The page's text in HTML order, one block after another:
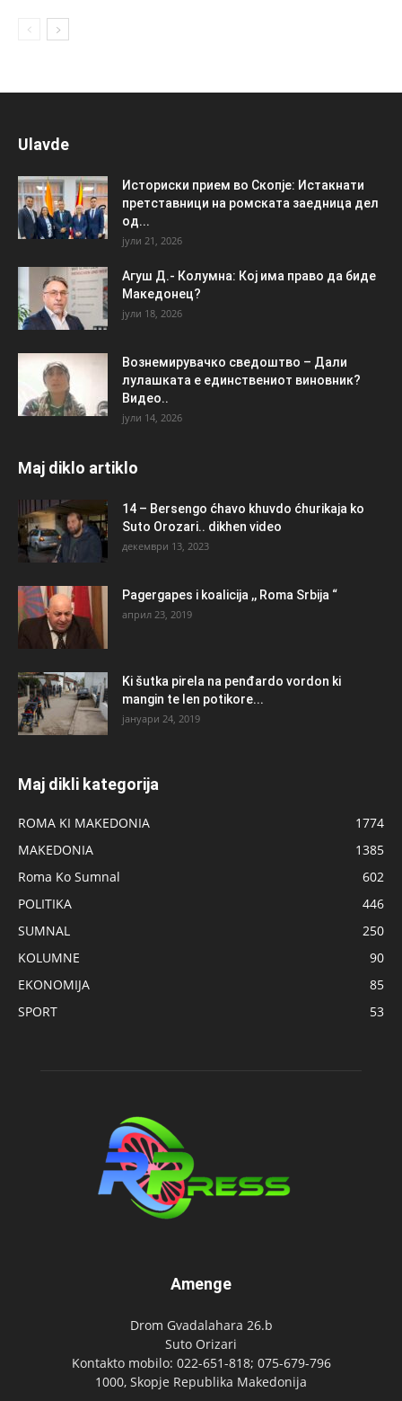
Ulavde
Историски прием во Скопје: Истакнати
претставници на ромската заедница дел
од...
јули 21, 2026
Агуш Д.- Колумна: Кој има право да биде
Македонец?
јули 18, 2026
Вознемирувачко сведоштво – Дали
лулашката е единствениот виновник?
Видео..
јули 14, 2026
Maj diklo artiklo
14 – Bersengo ćhavo khuvdo ćhurikaja ko
Suto Orozari.. dikhen video
декември 13, 2023
Pagergapes i koalicija ,, Roma Srbija “
април 23, 2019
Ki šutka pirela na penđardo vordon ki
mangin te len potikore...
јануари 24, 2019
Maj dikli kategorija
ROMA KI MAKEDONIA
1774
MAKEDONIA
1385
Roma Ko Sumnal
602
POLITIKA
446
SUMNAL
250
KOLUMNE
90
EKONOMIJA
85
SPORT
53
Amenge
Drom Gvadalahara 26.b
Suto Orizari
Kontakto mobilo: 022-651-818; 075-679-796
1000, Skopje Republika Makedonija